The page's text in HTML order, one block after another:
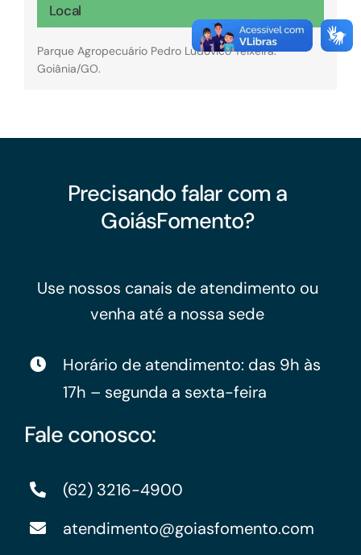
Local
Parque Agropecuário Pedro Ludovico Teixeira.
Goiânia/GO.
Precisando falar com a
GoiásFomento?
Use nossos canais de atendimento ou
venha até a nossa sede
Horário de atendimento: das 9h às
17h – segunda a sexta-feira
Fale conosco:
(62) 3216-4900
atendimento@goiasfomento.com